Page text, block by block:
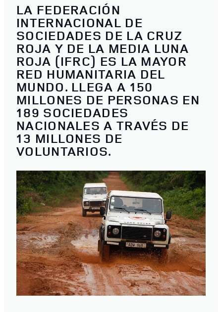
LA FEDERACIÓN
INTERNACIONAL DE
SOCIEDADES DE LA CRUZ
ROJA Y DE LA MEDIA LUNA
ROJA (IFRC) ES LA MAYOR
RED HUMANITARIA DEL
MUNDO. LLEGA A 150
MILLONES DE PERSONAS EN
189 SOCIEDADES
NACIONALES A TRAVÉS DE
13 MILLONES DE
VOLUNTARIOS.